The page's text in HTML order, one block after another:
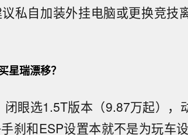
私自加装外挂电脑或更换竞技
星瑞漂移？
眼选1.5T版本（9.87万起），
刹和ESP设置本就不是为玩车